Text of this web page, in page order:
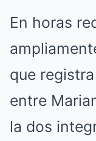
En horas
que
entre
la dos